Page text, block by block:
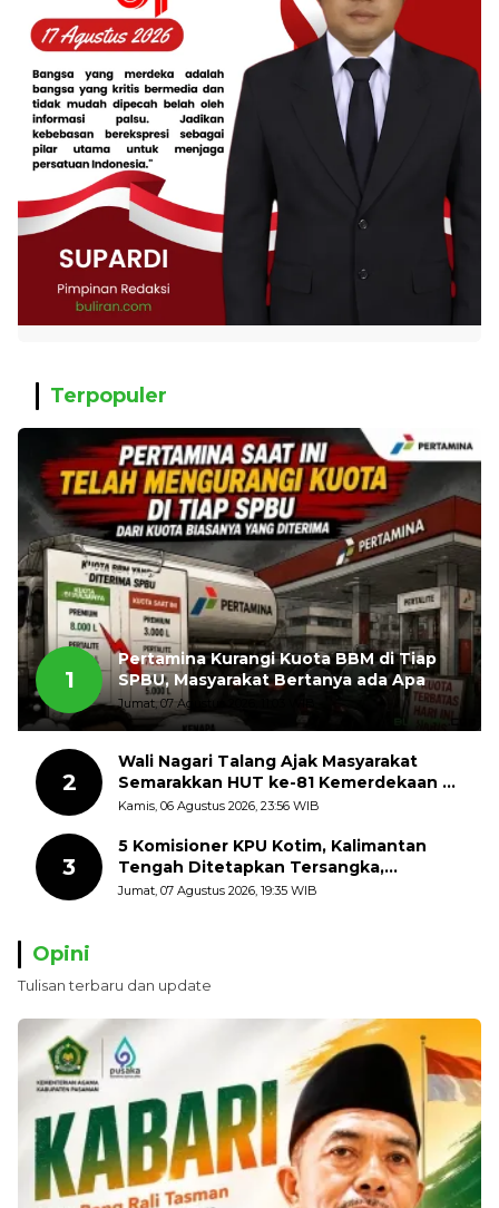
Terpopuler
1
Pertamina Kurangi Kuota BBM di Tiap
SPBU, Masyarakat Bertanya ada Apa
Jumat, 07 Agustus 2026, 11:03 WIB
2
Wali Nagari Talang Ajak Masyarakat
Semarakkan HUT ke-81 Kemerdekaan RI
dengan Mengibarkan Bendera Merah
Kamis, 06 Agustus 2026, 23:56 WIB
3
5 Komisioner KPU Kotim, Kalimantan
Tengah Ditetapkan Tersangka,
Kerugian Negara ditaksir 10 Milyard
Jumat, 07 Agustus 2026, 19:35 WIB
Opini
Tulisan terbaru dan update